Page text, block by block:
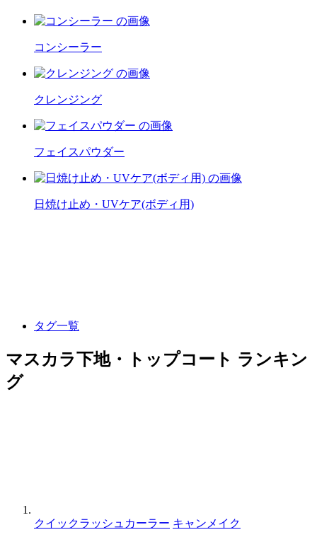
コンシーラー
クレンジング
フェイスパウダー
日焼け止め・UVケア(ボディ用)
タグ一覧
マスカラ下地・トップコート ランキン
グ
クイックラッシュカーラー キャンメイク